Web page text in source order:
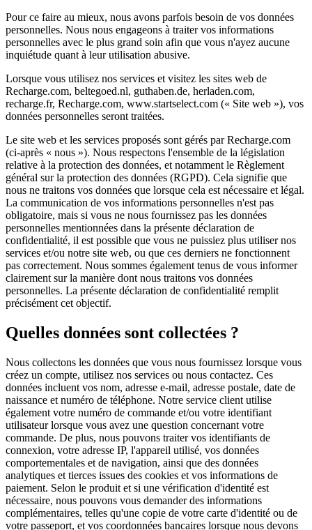
Pour ce faire au mieux, nous avons parfois besoin de vos données
personnelles. Nous nous engageons à traiter vos informations
personnelles avec le plus grand soin afin que vous n'ayez aucune
inquiétude quant à leur utilisation abusive.
Lorsque vous utilisez nos services et visitez les sites web de
Recharge.com, beltegoed.nl, guthaben.de, herladen.com,
recharge.fr, Recharge.com, www.startselect.com (« Site web »), vos
données personnelles seront traitées.
Le site web et les services proposés sont gérés par Recharge.com
(ci-après « nous »). Nous respectons l'ensemble de la législation
relative à la protection des données, et notamment le Règlement
général sur la protection des données (RGPD). Cela signifie que
nous ne traitons vos données que lorsque cela est nécessaire et légal.
La communication de vos informations personnelles n'est pas
obligatoire, mais si vous ne nous fournissez pas les données
personnelles mentionnées dans la présente déclaration de
confidentialité, il est possible que vous ne puissiez plus utiliser nos
services et/ou notre site web, ou que ces derniers ne fonctionnent
pas correctement. Nous sommes également tenus de vous informer
clairement sur la manière dont nous traitons vos données
personnelles. La présente déclaration de confidentialité remplit
précisément cet objectif.
Quelles données sont collectées ?
Nous collectons les données que vous nous fournissez lorsque vous
créez un compte, utilisez nos services ou nous contactez. Ces
données incluent vos nom, adresse e-mail, adresse postale, date de
naissance et numéro de téléphone. Notre service client utilise
également votre numéro de commande et/ou votre identifiant
utilisateur lorsque vous avez une question concernant votre
commande. De plus, nous pouvons traiter vos identifiants de
connexion, votre adresse IP, l'appareil utilisé, vos données
comportementales et de navigation, ainsi que des données
analytiques et tierces issues des cookies et vos informations de
paiement. Selon le produit et si une vérification d'identité est
nécessaire, nous pouvons vous demander des informations
complémentaires, telles qu'une copie de votre carte d'identité ou de
votre passeport, et vos coordonnées bancaires lorsque nous devons